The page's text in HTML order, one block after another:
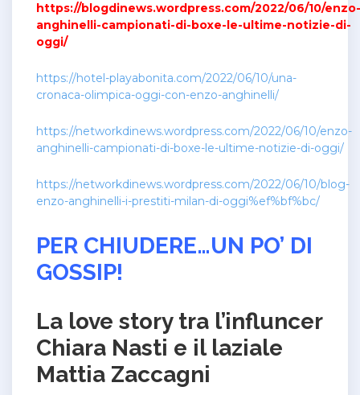
https://blogdinews.wordpress.com/2022/06/10/enzo-
anghinelli-campionati-di-boxe-le-ultime-notizie-di-
oggi/
https://hotel-playabonita.com/2022/06/10/una-
cronaca-olimpica-oggi-con-enzo-anghinelli/
https://networkdinews.wordpress.com/2022/06/10/enzo-
anghinelli-campionati-di-boxe-le-ultime-notizie-di-oggi/
https://networkdinews.wordpress.com/2022/06/10/blog-
enzo-anghinelli-i-prestiti-milan-di-oggi%ef%bf%bc/
PER CHIUDERE…UN PO’ DI
GOSSIP!
La love story tra l’influncer
Chiara Nasti e il laziale
Mattia Zaccagni